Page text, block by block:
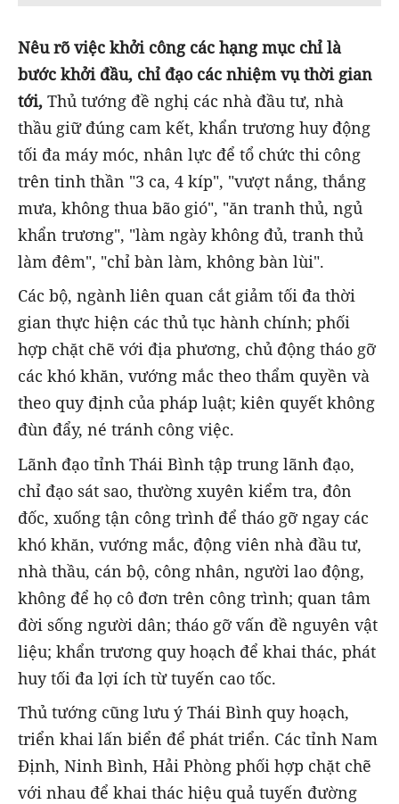
Nêu rõ việc khởi công các hạng mục chỉ là
bước khởi đầu, chỉ đạo các nhiệm vụ thời gian
tới, Thủ tướng đề nghị các nhà đầu tư, nhà
thầu giữ đúng cam kết, khẩn trương huy động
tối đa máy móc, nhân lực để tổ chức thi công
trên tinh thần "3 ca, 4 kíp", "vượt nắng, thắng
mưa, không thua bão gió", "ăn tranh thủ, ngủ
khẩn trương", "làm ngày không đủ, tranh thủ
làm đêm", "chỉ bàn làm, không bàn lùi".
Các bộ, ngành liên quan cắt giảm tối đa thời
gian thực hiện các thủ tục hành chính; phối
hợp chặt chẽ với địa phương, chủ động tháo gỡ
các khó khăn, vướng mắc theo thẩm quyền và
theo quy định của pháp luật; kiên quyết không
đùn đẩy, né tránh công việc.
Lãnh đạo tỉnh Thái Bình tập trung lãnh đạo,
chỉ đạo sát sao, thường xuyên kiểm tra, đôn
đốc, xuống tận công trình để tháo gỡ ngay các
khó khăn, vướng mắc, động viên nhà đầu tư,
nhà thầu, cán bộ, công nhân, người lao động,
không để họ cô đơn trên công trình; quan tâm
đời sống người dân; tháo gỡ vấn đề nguyên vật
liệu; khẩn trương quy hoạch để khai thác, phát
huy tối đa lợi ích từ tuyến cao tốc.
Thủ tướng cũng lưu ý Thái Bình quy hoạch,
triển khai lấn biển để phát triển. Các tỉnh Nam
Định, Ninh Bình, Hải Phòng phối hợp chặt chẽ
với nhau để khai thác hiệu quả tuyến đường